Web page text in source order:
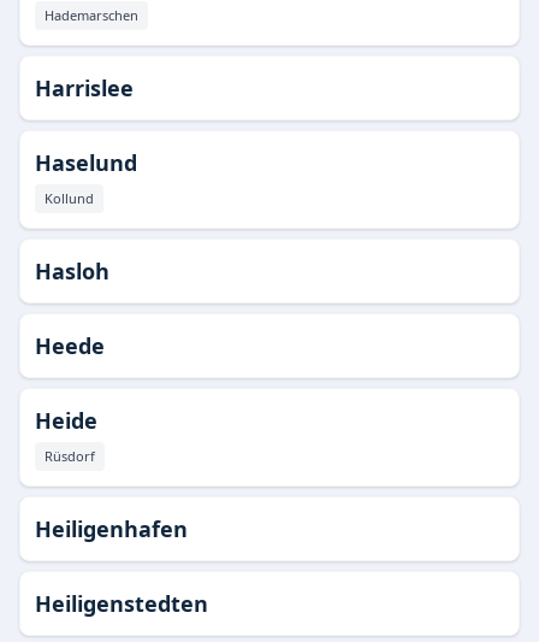
Hademarschen
Harrislee
Haselund
Kollund
Hasloh
Heede
Heide
Rüsdorf
Heiligenhafen
Heiligenstedten